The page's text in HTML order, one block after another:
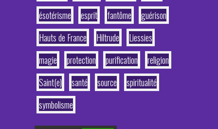
ésotérisme
esprit fantôme
guérison
Hauts de France
Hiltrude
Liessies
magie
protection purification
religion
Saint(e)
santé source
spiritualité
symbolisme